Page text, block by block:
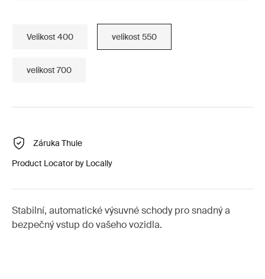
Velikost 400 velikost 550
velikost 700
Záruka Thule
Product Locator by Locally
Stabilní, automatické výsuvné schody pro snadný a
bezpečný vstup do vašeho vozidla.